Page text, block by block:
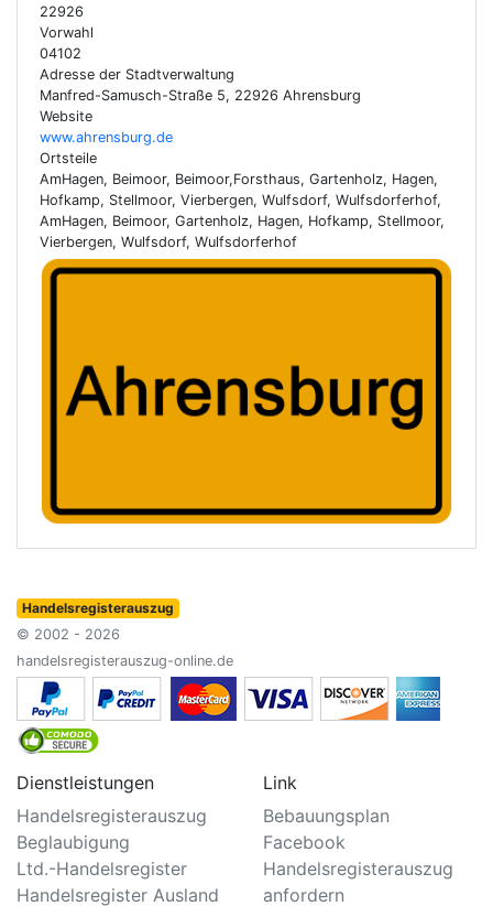
22926
Vorwahl
04102
Adresse der Stadtverwaltung
Manfred-Samusch-Straße 5, 22926 Ahrensburg
Website
www.ahrensburg.de
Ortsteile
AmHagen, Beimoor, Beimoor,Forsthaus, Gartenholz, Hagen,
Hofkamp, Stellmoor, Vierbergen, Wulfsdorf, Wulfsdorferhof,
AmHagen, Beimoor, Gartenholz, Hagen, Hofkamp, Stellmoor,
Vierbergen, Wulfsdorf, Wulfsdorferhof
Handelsregisterauszug
© 2002 - 2026
handelsregisterauszug-online.de
Dienstleistungen
Handelsregisterauszug
Beglaubigung
Ltd.-Handelsregister
Handelsregister Ausland
Link
Bebauungsplan
Facebook
Handelsregisterauszug
anfordern